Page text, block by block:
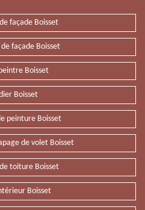
façade Boisset
façade Boisset
Boisset
Boisset
peinture Boisset
de volet Boisset
toiture Boisset
Boisset